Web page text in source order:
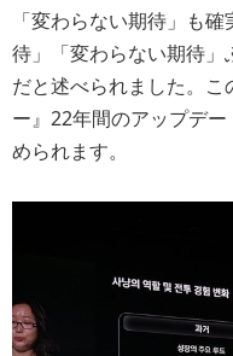
「変わらない期待」も
待」「変わらない期待
だと述べられました。こ
ー』22年間のアップデ
められます。